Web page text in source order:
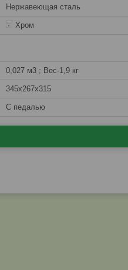
Нержавеющая сталь
Хром
0,027 м3 ; Вес-1,9 кг
345х267х315
C педалью